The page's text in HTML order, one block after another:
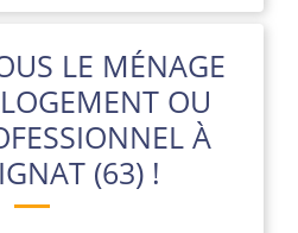
LE MÉNAGE
OU
À
(63) !